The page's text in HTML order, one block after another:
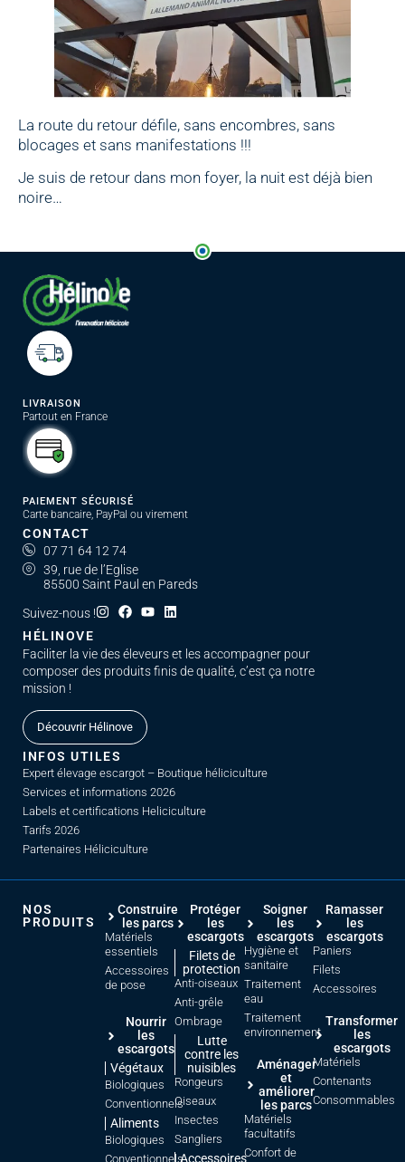
La route du retour défile, sans encombres, sans
blocages et sans manifestations !!!
Je suis de retour dans mon foyer, la nuit est déjà bien
noire…
LIVRAISON
Partout en France
PAIEMENT SÉCURISÉ
Carte bancaire, PayPal ou virement
CONTACT
07 71 64 12 74
39, rue de l’Eglise
85500 Saint Paul en Pareds
Suivez-nous !
HÉLINOVE
Faciliter la vie des éleveurs et les accompagner pour
composer des produits finis de qualité, c’est ça notre
mission !
Découvrir Hélinove
INFOS UTILES
Expert élevage escargot – Boutique héliciculture
Services et informations 2026
Labels et certifications Heliciculture
Tarifs 2026
Partenaires Héliciculture
NOS
PRODUITS
Construire
les parcs
Matériels
essentiels
Accessoires
de pose
Nourrir
les
escargots
Végétaux
Biologiques
Conventionnels
Aliments
Biologiques
Conventionnels
Protéger
les
escargots
Filets de
protection
Anti-oiseaux
Anti-grêle
Ombrage
Lutte
contre les
nuisibles
Rongeurs
Oiseaux
Insectes
Sangliers
Accessoires
Soigner
les
escargots
Hygiène et
sanitaire
Traitement
eau
Traitement
environnement
Aménager
et
améliorer
les parcs
Matériels
facultatifs
Confort de
Ramasser
les
escargots
Paniers
Filets
Accessoires
Transformer
les
escargots
Matériels
Contenants
Consommables